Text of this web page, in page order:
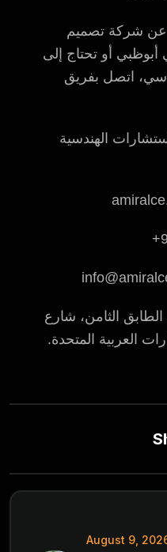
عن شركة تصميم
أو تحتاج إلى
اتصل بفريق
الهندسية
الطابق الثامن، شارع
العربية المتحدة.
August 9,